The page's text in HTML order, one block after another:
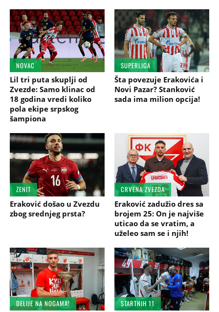
NOVAC
Lil tri puta skuplji od
Zvezde: Samo klinac od
18 godina vredi koliko
pola ekipe srpskog
šampiona
SUPERLIGA
Šta povezuje Erakovića i
Novi Pazar? Stanković
sada ima milion opcija!
ZENIT
Eraković došao u Zvezdu
zbog srednjeg prsta?
CRVENA ZVEZDA
Eraković zadužio dres sa
brojem 25: On je najviše
uticao da se vratim, a
uželeo sam se i njih!
DELIJE NA NOGAMA!
STARTNIH 11